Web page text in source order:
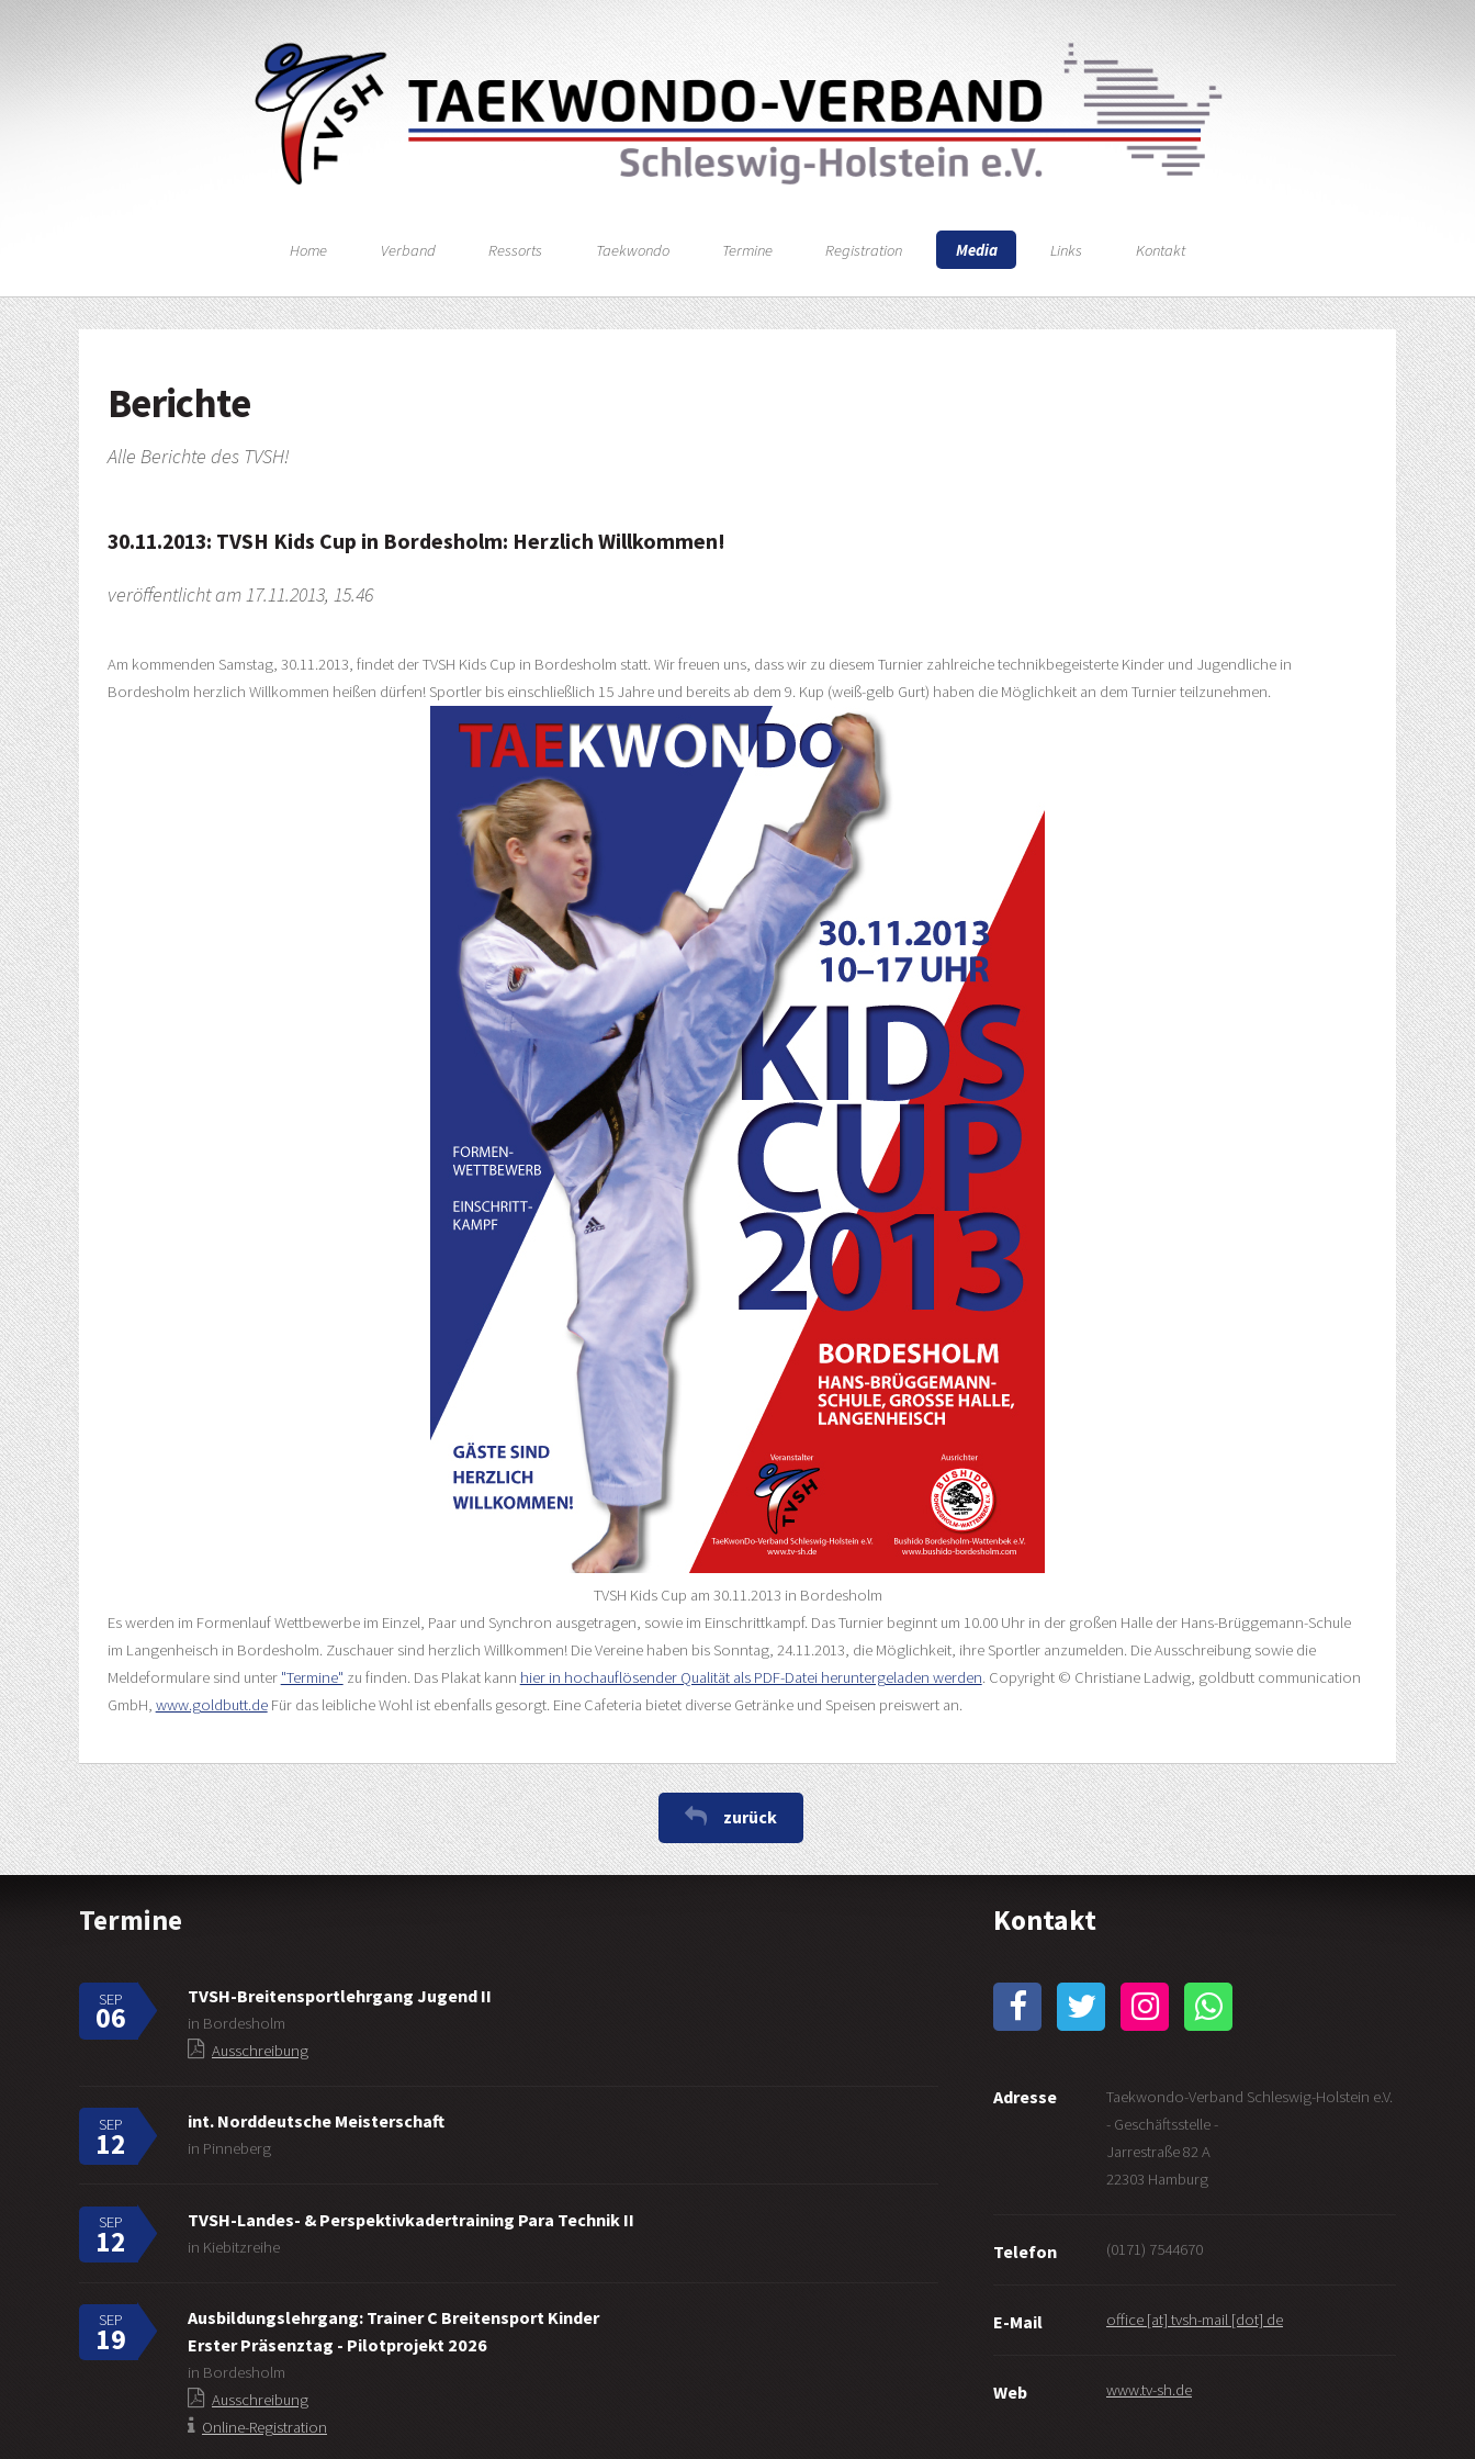
Home Verband Ressorts Taekwondo Termine Registration Media Links Kontakt
Berichte
Alle Berichte des TVSH!
30.11.2013: TVSH Kids Cup in Bordesholm: Herzlich Willkommen!
veröffentlicht am 17.11.2013, 15.46
Am kommenden Samstag, 30.11.2013, findet der TVSH Kids Cup in Bordesholm statt. Wir freuen uns, dass wir zu diesem Turnier zahlreiche technikbegeisterte Kinder und Jugendliche in
Bordesholm herzlich Willkommen heißen dürfen! Sportler bis einschließlich 15 Jahre und bereits ab dem 9. Kup (weiß-gelb Gurt) haben die Möglichkeit an dem Turnier teilzunehmen.
TVSH Kids Cup am 30.11.2013 in Bordesholm
Es werden im Formenlauf Wettbewerbe im Einzel, Paar und Synchron ausgetragen, sowie im Einschrittkampf. Das Turnier beginnt um 10.00 Uhr in der großen Halle der Hans-Brüggemann-Schule
im Langenheisch in Bordesholm. Zuschauer sind herzlich Willkommen! Die Vereine haben bis Sonntag, 24.11.2013, die Möglichkeit, ihre Sportler anzumelden. Die Ausschreibung sowie die
Meldeformulare sind unter "Termine" zu finden. Das Plakat kann hier in hochauflösender Qualität als PDF-Datei heruntergeladen werden. Copyright © Christiane Ladwig, goldbutt communication
GmbH, www.goldbutt.deFür das leibliche Wohl ist ebenfalls gesorgt. Eine Cafeteria bietet diverse Getränke und Speisen preiswert an.
zurück
Termine
SEP
06
TVSH-Breitensportlehrgang Jugend II
in Bordesholm
Ausschreibung
SEP
12
int. Norddeutsche Meisterschaft
in Pinneberg
SEP
12
TVSH-Landes- & Perspektivkadertraining Para Technik II
in Kiebitzreihe
SEP
19
Ausbildungslehrgang: Trainer C Breitensport Kinder
Erster Präsenztag - Pilotprojekt 2026
in Bordesholm
Ausschreibung
Online-Registration
Kontakt
Adresse
Taekwondo-Verband Schleswig-Holstein e.V.
- Geschäftsstelle -
Jarrestraße 82 A
22303 Hamburg
Telefon (0171) 7544670
E-Mail office [at] tvsh-mail [dot] de
Web www.tv-sh.de